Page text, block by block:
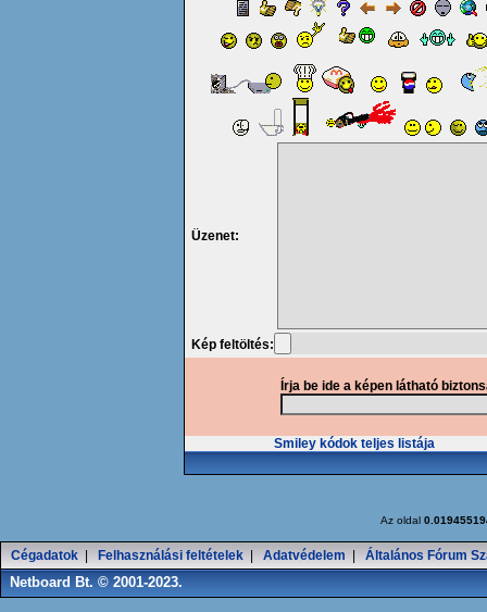
Üzenet:
Kép feltöltés:
Írja be ide a képen látható
Smiley kódok teljes listája
Az oldal
Cégadatok Felhasználási feltételek Adatvédelem Általános Fórum
Netboard Bt. © 2001-2023.